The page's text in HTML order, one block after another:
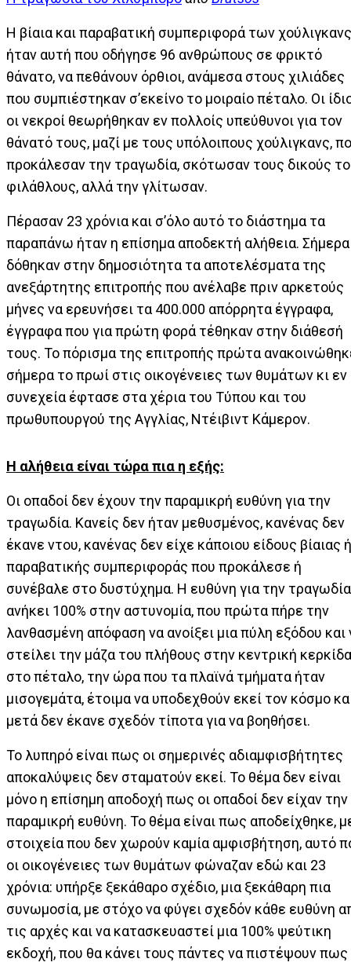
Η βίαια και παραβατική συμπεριφορά των χούλιγκανς
ήταν αυτή που οδήγησε 96 ανθρώπους σε φρικτό
θάνατο, να πεθάνουν όρθιοι, ανάμεσα στους χιλιάδες
που συμπιέστηκαν σ’εκείνο το μοιραίο πέταλο. Οι
οι νεκροί θεωρήθηκαν εν πολλοίς υπεύθυνοι για τον
θάνατό τους, μαζί με τους υπόλοιπους χούλιγκανς,
προκάλεσαν την τραγωδία, σκότωσαν τους δικούς
φιλάθλους, αλλά την γλίτωσαν.
Πέρασαν 23 χρόνια και σ’όλο αυτό το διάστημα τα
παραπάνω ήταν η επίσημα αποδεκτή αλήθεια. Σήμερα
δόθηκαν στην δημοσιότητα τα αποτελέσματα της
ανεξάρτητης επιτροπής που ανέλαβε πριν αρκετούς
μήνες να ερευνήσει τα 400.000 απόρρητα έγγραφα,
έγγραφα που για πρώτη φορά τέθηκαν στην διάθεσή
τους. Το πόρισμα της επιτροπής πρώτα
σήμερα το πρωί στις οικογένειες των θυμάτων κι εν
συνεχεία έφτασε στα χέρια του Τύπου και του
πρωθυπουργού της Αγγλίας, Ντέιβιντ Κάμερον.
Η αλήθεια είναι τώρα πια η εξής:
Οι οπαδοί δεν έχουν την παραμικρή ευθύνη για την
τραγωδία. Κανείς δεν ήταν μεθυσμένος, κανένας δεν
έκανε ντου, κανένας δεν είχε κάποιου είδους βίαιας ή
παραβατικής συμπεριφοράς που προκάλεσε ή
συνέβαλε στο δυστύχημα. Η ευθύνη για την τραγωδία
ανήκει 100% στην αστυνομία, που πρώτα πήρε την
λανθασμένη απόφαση να ανοίξει μια πύλη εξόδου και
στείλει την μάζα του πλήθους στην κεντρική κερκίδα
στο πέταλο, την ώρα που τα πλαϊνά τμήματα ήταν
μισογεμάτα, έτοιμα να υποδεχθούν εκεί τον κόσμο
μετά δεν έκανε σχεδόν τίποτα για να βοηθήσει.
Το λυπηρό είναι πως οι σημερινές αδιαμφισβήτητες
αποκαλύψεις δεν σταματούν εκεί. Το θέμα δεν είναι
μόνο η επίσημη αποδοχή πως οι οπαδοί δεν είχαν την
παραμικρή ευθύνη. Το θέμα είναι πως αποδείχθηκε,
στοιχεία που δεν χωρούν καμία αμφισβήτηση, αυτό
οι οικογένειες των θυμάτων φώναζαν εδώ και 23
χρόνια: υπήρξε ξεκάθαρο σχέδιο, μια ξεκάθαρη πια
συνωμοσία, με στόχο να φύγει σχεδόν κάθε ευθύνη
τις αρχές και να κατασκευαστεί μια 100% ψεύτικη
εκδοχή, που θα κάνει τους πάντες να πιστέψουν πως